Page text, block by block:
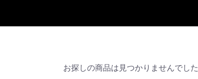
お探しの商品は見つかりませんでした